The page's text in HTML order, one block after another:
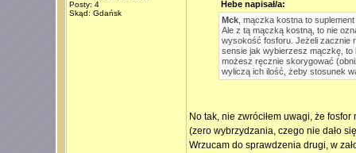
Posty: 4
Skąd: Gdańsk
Hebe napisał/a:
Mck, mączka kostna to
Ale z tą mączką kostną, to nie
wysokość fosforu. Jeżeli zacznie
sensie jak wybierzesz mączkę, to
możesz ręcznie skorygować
wyliczą ich ilość, żeby stosunek
No tak, nie zwróciłem uwagi, że
(zero wybrzydzania, czego nie dało
Wrzucam do sprawdzenia drugi, w